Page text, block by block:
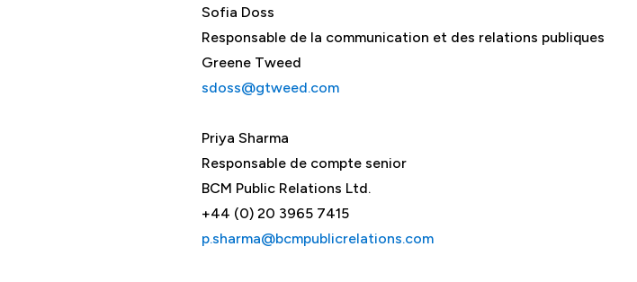
Sofia Doss
Responsable de la communication et des relations publiques
Greene Tweed
sdoss@gtweed.com
Priya Sharma
Responsable de compte senior
BCM Public Relations Ltd.
+44 (0) 20 3965 7415
p.sharma@bcmpublicrelations.com